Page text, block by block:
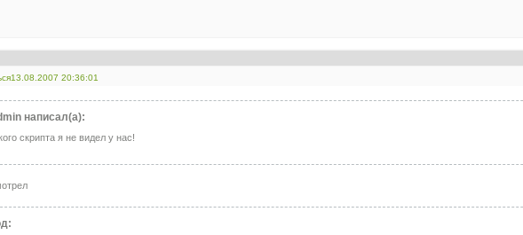
13.08.2007 20:36:01
написал(а):
скрипта я не видел у нас!